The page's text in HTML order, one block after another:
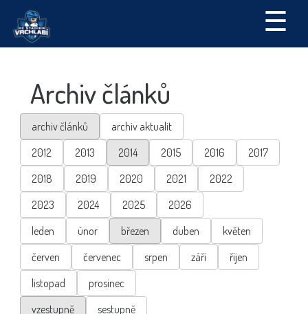
☰
Archiv článků
archiv článků
archiv aktualit
2012
2013 2014 2015 2016
2017
2018
2019 2020 2021
2022
2023
2024 2025
2026
leden
únor březen duben
květen
červen
červenec srpen září
říjen
listopad
prosinec
vzestupně
sestupně